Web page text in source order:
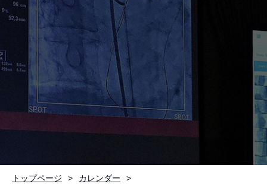
関連リンク
カレンダー
お問い合わせ
トップページ
カレンダー